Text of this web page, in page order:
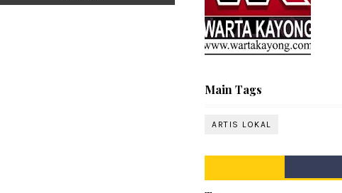
Main Tags
ARTIS LOKAL